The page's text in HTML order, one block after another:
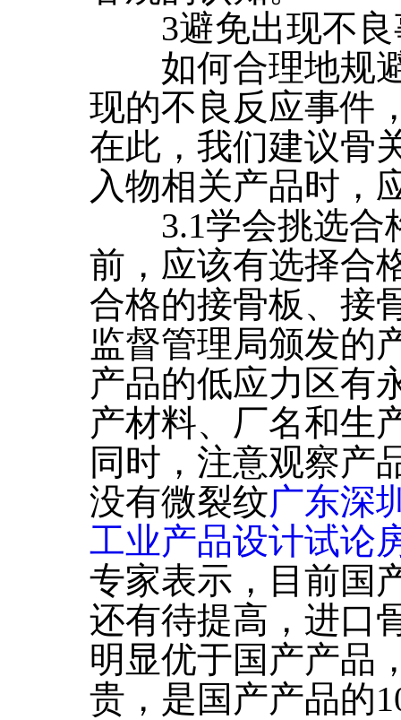
3避免出现不良
如何合理地规避
现的不良反应事件
在此，我们建议骨
入物相关产品时，
3.1学会挑选合
前，应该有选择合
合格的接骨板、接
监督管理局颁发的
产品的低应力区有
产材料、厂名和生
同时，注意观察产
没有微裂纹广东深
工业产品设计试论
专家表示，目前国
还有待提高，进口
明显优于国产产品
贵，是国产产品的